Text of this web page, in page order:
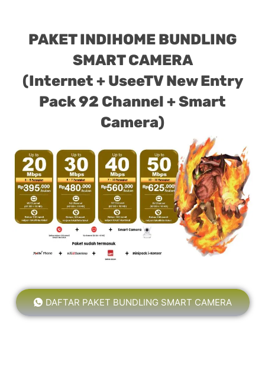
PAKET INDIHOME BUNDLING
SMART CAMERA
(Internet + UseeTV New Entry
Pack 92 Channel + Smart
Camera)
DAFTAR PAKET BUNDLING SMART CAMERA